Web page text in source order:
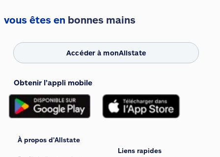
vous êtes en bonnes mains
Accéder à monAllstate
Obtenir l’appli mobile
À propos d’Allstate
Liens rapides